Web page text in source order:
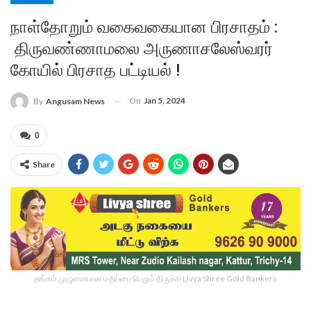
நாள்தோறும் வகைவகையான பிரசாதம் :
திருவண்ணாமலை அருணாசலேஸ்வரர்
கோயில் பிரசாத பட்டியல் !
By Angusam News On Jan 5, 2024
0
Share
தங்கம் முழுமையான மதிப்பை பெறும் திருச்சி Livya Shree Gold Bankers